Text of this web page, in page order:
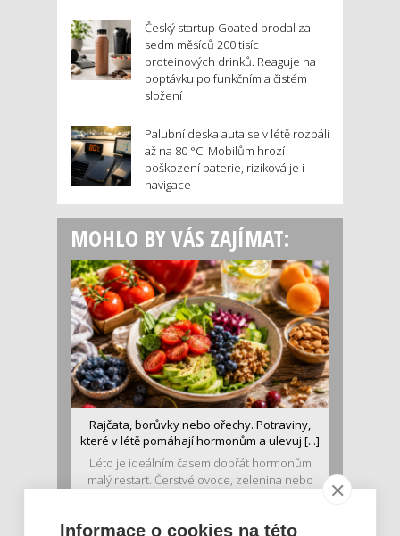
Český startup Goated prodal za
sedm měsíců 200 tisíc
proteinových drinků. Reaguje na
poptávku po funkčním a čistém
složení
Palubní deska auta se v létě rozpálí
až na 80 °C. Mobilům hrozí
poškození baterie, riziková je i
navigace
MOHLO BY VÁS ZAJÍMAT:
Rajčata, borůvky nebo ořechy. Potraviny,
které v létě pomáhají hormonům a ulevuj [...]
Léto je ideálním časem dopřát hormonům
malý restart. Čerstvé ovoce, zelenina nebo
Informace o cookies na této